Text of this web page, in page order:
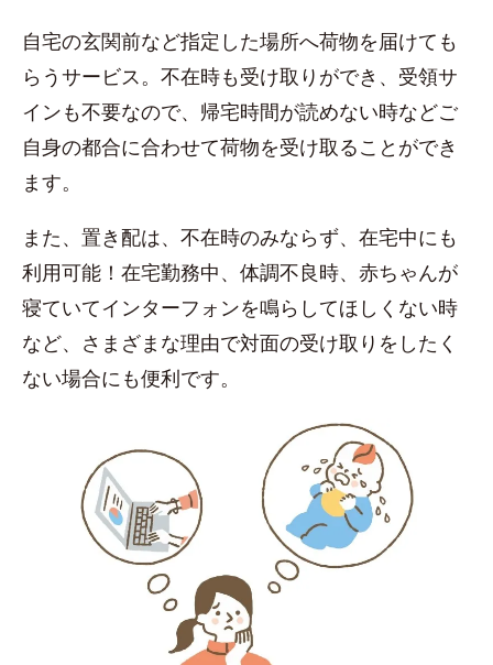
自宅の玄関前など指定した場所へ荷物を届けても
らうサービス。不在時も受け取りができ、受領サ
インも不要なので、帰宅時間が読めない時などご
自身の都合に合わせて荷物を受け取ることができ
ます。
また、置き配は、不在時のみならず、在宅中にも
利用可能！在宅勤務中、体調不良時、赤ちゃんが
寝ていてインターフォンを鳴らしてほしくない時
など、さまざまな理由で対面の受け取りをしたく
ない場合にも便利です。